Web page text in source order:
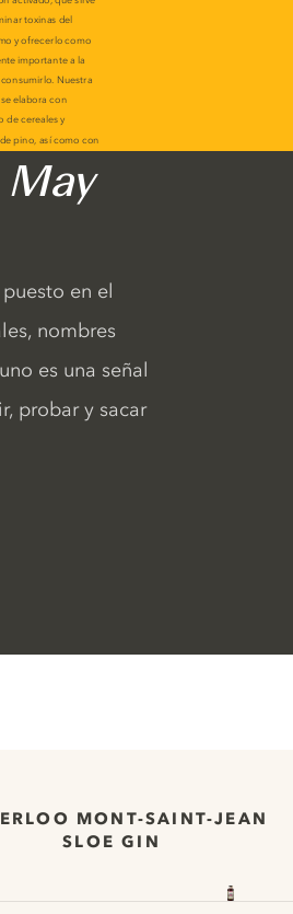
May
en el
nombres
es una señal
probar y sacar
MONT-SAINT-JEAN
SLOE GIN
En